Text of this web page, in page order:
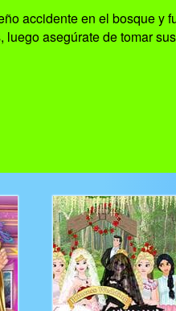
accidente en el bosque y
luego asegúrate de tomar